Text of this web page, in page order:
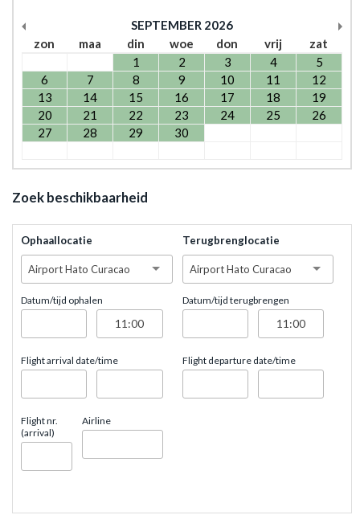
SEPTEMBER 2026
zon
maa din woe don vrij
zat
1
2 3 4
5
6
7 8 9 10 11
12
13
14 15 16 17 18
19
20
21 22 23 24 25
26
27
28 29 30
Zoek beschikbaarheid
Ophaallocatie
Airport Hato Curacao
Datum/tijd ophalen
Flight arrival date/time
Flight nr.
(arrival)
Airline
Terugbrenglocatie
Airport Hato Curacao
Datum/tijd terugbrengen
Flight departure date/time